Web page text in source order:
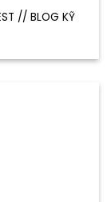
// BLOG KỸ